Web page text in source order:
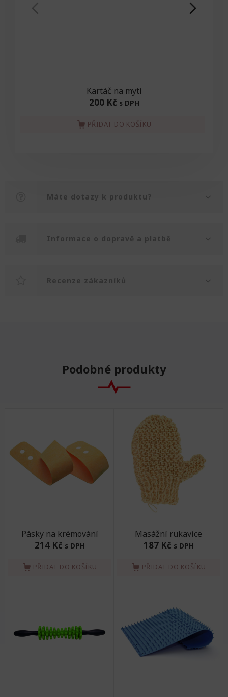
Kartáč na mytí
200 Kč s DPH
PŘIDAT DO KOŠÍKU
Máte dotazy k produktu?
Informace o dopravě a platbě
Recenze zákazníků
Podobné produkty
Pásky na krémování
214 Kč s DPH
PŘIDAT DO KOŠÍKU
Masážní rukavice
187 Kč s DPH
PŘIDAT DO KOŠÍKU